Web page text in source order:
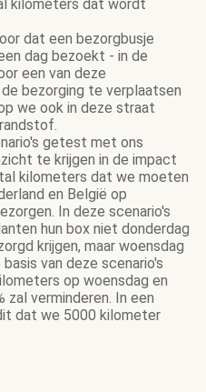
kilometers dat wordt
dat een bezorgbusje
dag bezoekt - in de
een van deze
bezorging te verplaatsen
we ook in deze straat
getest met ons
te krijgen in de impact
kilometers dat we moeten
en België op
In deze scenario's
hun box niet donderdag
krijgen, maar woensdag
van deze scenario's
op woensdag en
verminderen. In een
dat we 5000 kilometer